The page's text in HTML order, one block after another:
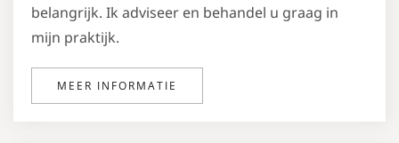
belangrijk. Ik adviseer en behandel u graag in
mijn praktijk.
MEER INFORMATIE